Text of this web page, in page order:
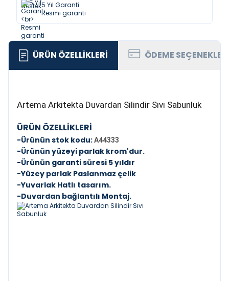
5 Yıl Garanti
Resmi garanti
ÜRÜN ÖZELLIKLERI ÖDEME
Artema Arkitekta Duvardan Silindir Sıvı Sabunluk
ÜRÜN ÖZELLİKLERİ
-Ürünün stok kodu:A44333
-Ürünün yüzeyi parlak krom'dur.
-Ürünün garanti süresi 5 yıldır
-Yüzey parlak Paslanmaz çelik
-Yuvarlak Hatlı tasarım.
-Duvardan bağlantılı Montaj.